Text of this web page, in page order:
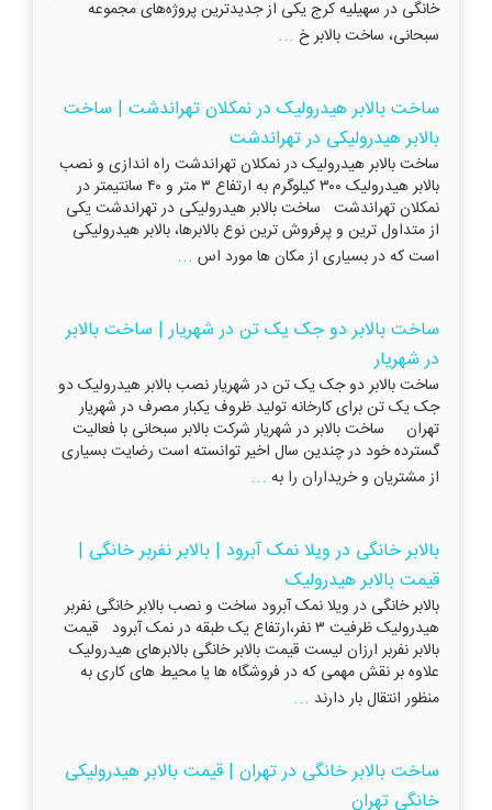
خانگی در سهیلیه کرج یکی از جدیدترین پروژه‌های مجموعه
سبحانی، ساخت بالابر خ ...
ساخت بالابر هیدرولیک در نمکلان تهراندشت | ساخت
بالابر هیدرولیکی در تهراندشت
ساخت بالابر هیدرولیک در نمکلان تهراندشت راه اندازی و نصب
بالابر هیدرولیک ۳۰۰ کیلوگرم به ارتفاع ۳ متر و ۴۰ سانتیمتر در
نمکلان تهراندشت ساخت بالابر هیدرولیکی در تهراندشت یکی
از متداول ترین و پرفروش ترین نوع بالابرها، بالابر هیدرولیکی
است که در بسیاری از مکان ها مورد اس ...
ساخت بالابر دو جک یک تن در شهریار | ساخت بالابر
در شهریار
ساخت بالابر دو جک یک تن در شهریار نصب بالابر هیدرولیک دو
جک یک تن برای کارخانه تولید ظروف یکبار مصرف در شهریار
تهران ساخت بالابر در شهریار شرکت بالابر سبحانی با فعالیت
گسترده خود در چندین سال اخیر توانسته است رضایت بسیاری
از مشتریان و خریداران را به ...
بالابر خانگی در ویلا نمک آبرود | بالابر نفربر خانگی |
قیمت بالابر هیدرولیک
بالابر خانگی در ویلا نمک آبرود ساخت و نصب بالابر خانگی نفربر
هیدرولیک ظرفیت ۳ نفر،ارتفاع یک طبقه در نمک آبرود قیمت
بالابر نفربر ارزان لیست قیمت بالابر خانگی بالابرهای هیدرولیک
علاوه بر نقش مهمی که در فروشگاه ها یا محیط های کاری به
منظور انتقال بار دارند ...
ساخت بالابر خانگی در تهران | قیمت بالابر هیدرولیکی
خانگی تهران